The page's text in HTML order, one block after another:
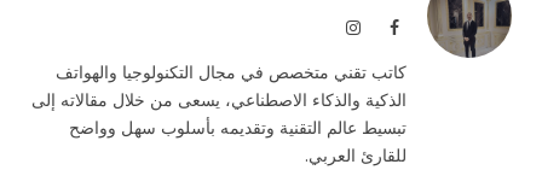
فيسبوكالانستغرام
كاتب تقني متخصص في مجال التكنولوجيا والهواتف
الذكية والذكاء الاصطناعي، يسعى من خلال مقالاته إلى
تبسيط عالم التقنية وتقديمه بأسلوب سهل وواضح
للقارئ العربي.